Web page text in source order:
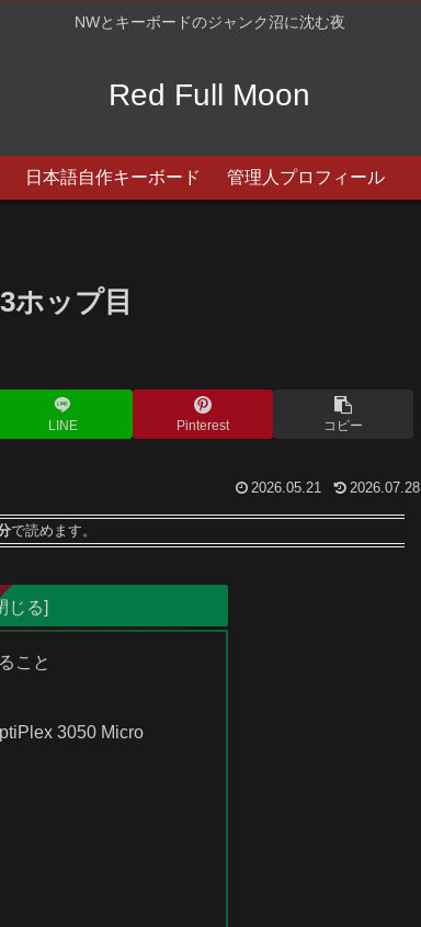
NWとキーボードのジャンク沼に沈む夜
Red Full Moon
日本語自作キーボード 管理人プロフィール
ホップ目
LINE Pinterest コピー
2026.05.21 2026.07.28
で読めます。
こと
3050 Micro